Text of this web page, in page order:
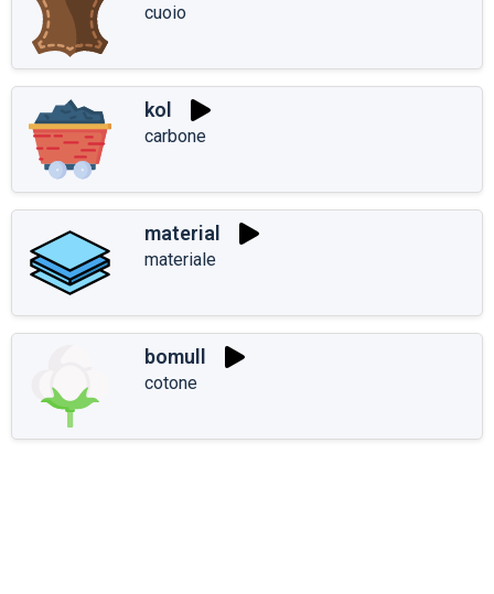
cuoio
kol
carbone
material
materiale
bomull
cotone